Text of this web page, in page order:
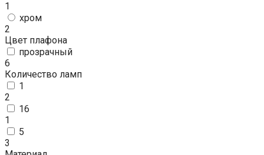
1
хром
2
Цвет плафона
прозрачный
6
Количество ламп
1
2
16
1
5
3